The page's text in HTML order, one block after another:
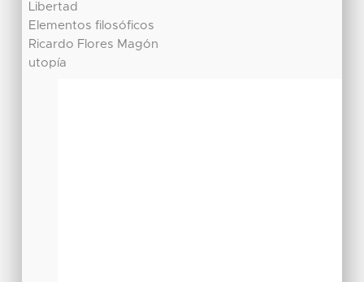
Libertad
Elementos filosóficos
Ricardo Flores Magón
utopía